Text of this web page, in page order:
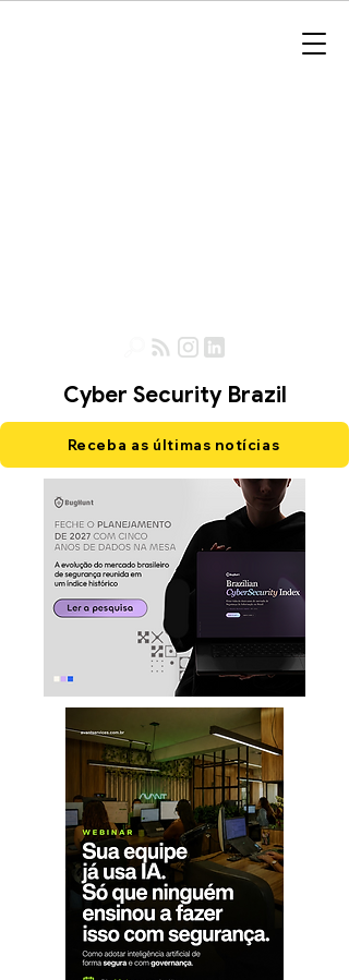
Cyber Security Brazil
Receba as últimas notícias